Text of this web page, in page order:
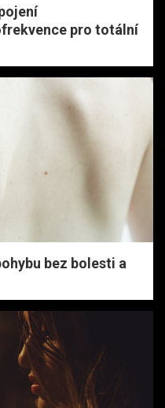
pro totální
bez bolesti a